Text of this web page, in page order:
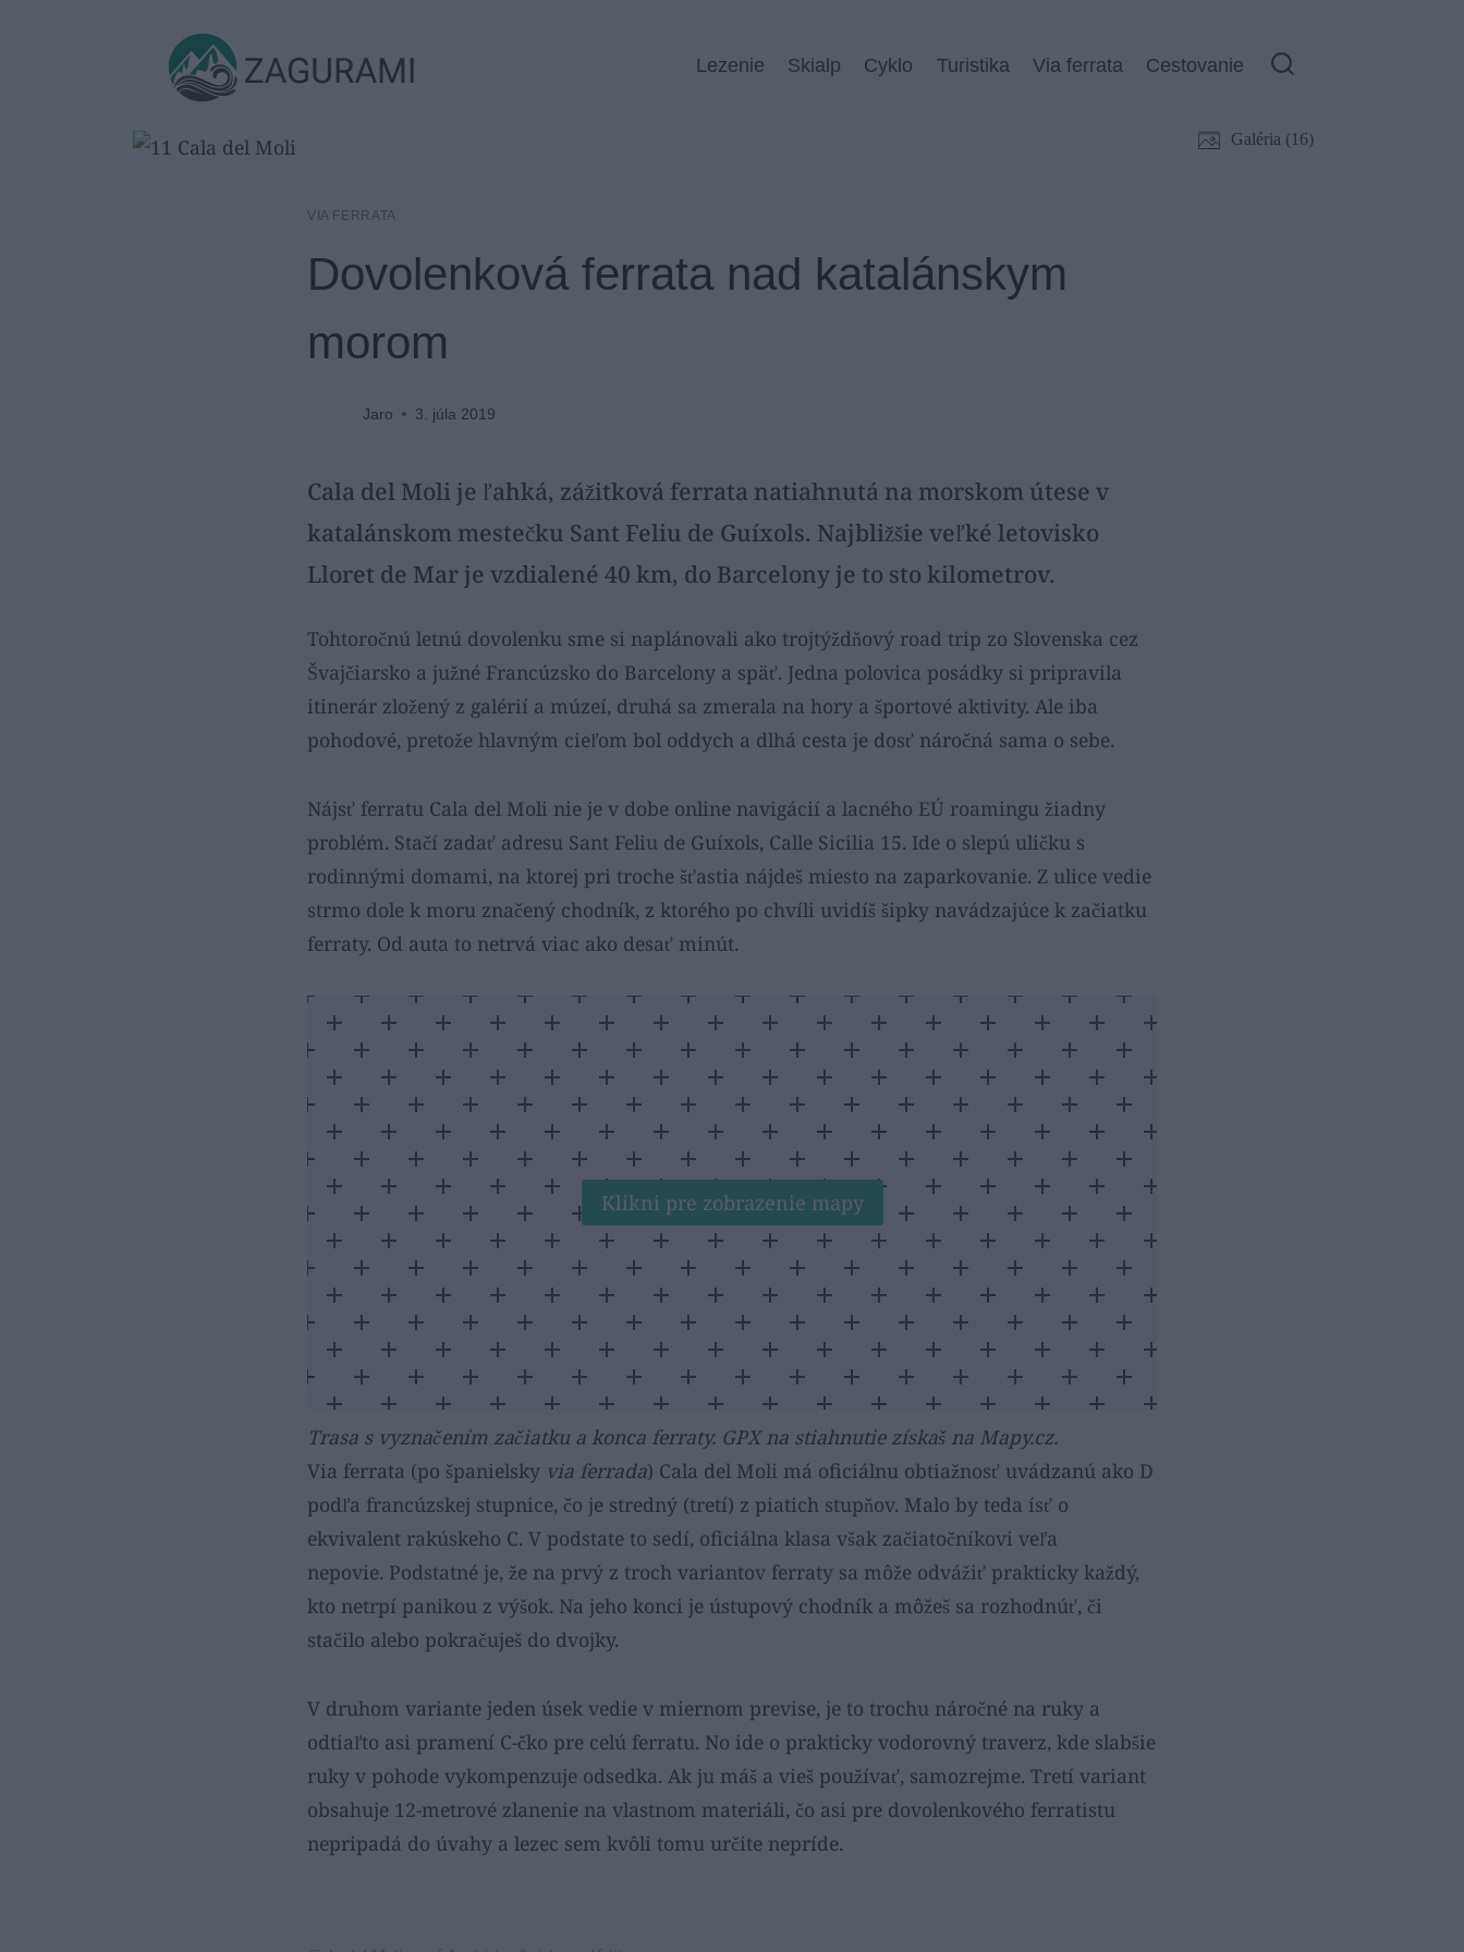
ZAGURAMI Lezenie Skialp Cyklo Turistika Via ferrata Cestovanie
Galéria (16)
VIA FERRATA
Dovolenková ferrata nad katalánskym
morom
Jaro 3. júla 2019
Cala del Moli je ľahká, zážitková ferrata natiahnutá na morskom útese v
katalánskom mestečku Sant Feliu de Guíxols. Najbližšie veľké letovisko
Lloret de Mar je vzdialené 40 km, do Barcelony je to sto kilometrov.
Tohtoročnú letnú dovolenku sme si naplánovali ako trojtýždňový road trip zo Slovenska cez
Švajčiarsko a južné Francúzsko do Barcelony a späť. Jedna polovica posádky si pripravila
itinerár zložený z galérií a múzeí, druhá sa zmerala na hory a športové aktivity. Ale iba
pohodové, pretože hlavným cieľom bol oddych a dlhá cesta je dosť náročná sama o sebe.
Nájsť ferratu Cala del Moli nie je v dobe online navigácií a lacného EÚ roamingu žiadny
problém. Stačí zadať adresu Sant Feliu de Guíxols, Calle Sicilia 15. Ide o slepú uličku s
rodinnými domami, na ktorej pri troche šťastia nájdeš miesto na zaparkovanie. Z ulice vedie
strmo dole k moru značený chodník, z ktorého po chvíli uvidíš šipky navádzajúce k začiatku
ferraty. Od auta to netrvá viac ako desať minút.
Klikni pre zobrazenie mapy
Trasa s vyznačením začiatku a konca ferraty. GPX na stiahnutie získaš na Mapy.cz.
Via ferrata (po španielsky via ferrada) Cala del Moli má oficiálnu obtiažnosť uvádzanú ako D
podľa francúzskej stupnice, čo je stredný (tretí) z piatich stupňov. Malo by teda ísť o
ekvivalent rakúskeho C. V podstate to sedí, oficiálna klasa však začiatočníkovi veľa
nepovie. Podstatné je, že na prvý z troch variantov ferraty sa môže odvážiť prakticky každý,
kto netrpí panikou z výšok. Na jeho konci je ústupový chodník a môžeš sa rozhodnúť, či
stačilo alebo pokračuješ do dvojky.
V druhom variante jeden úsek vedie v miernom previse, je to trochu náročné na ruky a
odtiaľto asi pramení C-čko pre celú ferratu. No ide o prakticky vodorovný traverz, kde slabšie
ruky v pohode vykompenzuje odsedka. Ak ju máš a vieš používať, samozrejme. Tretí variant
obsahuje 12-metrové zlanenie na vlastnom materiáli, čo asi pre dovolenkového ferratistu
nepripadá do úvahy a lezec sem kvôli tomu určite nepríde.